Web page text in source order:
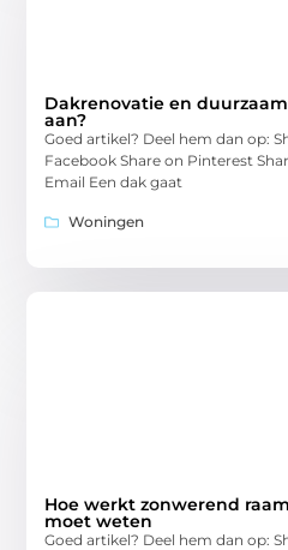
Dakrenovatie en
aan?
Goed artikel? Deel hem dan op:
Facebook Share on Pinterest
Email Een dak gaat
Woningen
Hoe werkt zonwerend
moet weten
Goed artikel? Deel hem dan op: